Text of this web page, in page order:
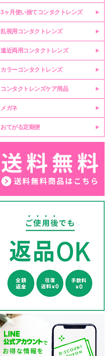
3ヶ月使い捨てコンタクトレンズ
乱視用コンタクトレンズ
遠近両用コンタクトレンズ
カラーコンタクトレンズ
コンタクトレンズケア用品
メガネ
おてがる定期便